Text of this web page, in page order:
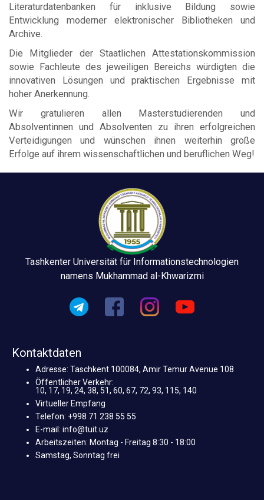
Literaturdatenbanken für inklusive Bildung sowie
Entwicklung moderner elektronischer Bibliotheken und
Archive.
Die Mitglieder der Staatlichen Attestationskommission
sowie Fachleute des jeweiligen Bereichs würdigten die
innovativen Lösungen und praktischen Ergebnisse mit
hoher Anerkennung.
Wir gratulieren allen Masterstudierenden und
Absolventinnen und Absolventen zu ihren erfolgreichen
Verteidigungen und wünschen ihnen weiterhin große
Erfolge auf ihrem wissenschaftlichen und beruflichen Weg!
Tashkenter Universität für Informationstechnologien
namens Mukhammad al-Khwarizmi
Kontaktdaten
Adresse: Taschkent 100084, Amir Temur Avenue 108
Öffentlicher Verkehr:
10, 17, 19, 24, 38, 51, 60, 67, 72, 93, 115, 140
Virtueller Empfang
Telefon: +998 71 238 55 55
E-mail: info@tuit.uz
Arbeitszeiten: Montag - Freitag 8:30 - 18:00
Samstag, Sonntag frei